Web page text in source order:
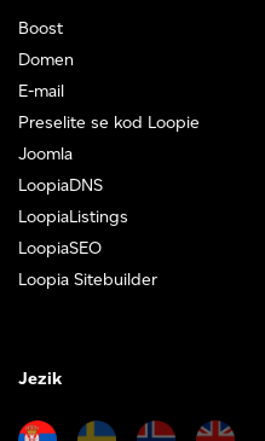
Boost
Domen
E-mail
Preselite se kod Loopie
Joomla
LoopiaDNS
LoopiaListings
LoopiaSEO
Loopia Sitebuilder
Jezik